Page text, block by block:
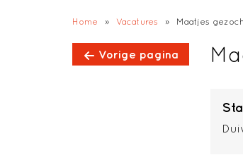
Home » Vacatures » Maatjes
Vorige pagina